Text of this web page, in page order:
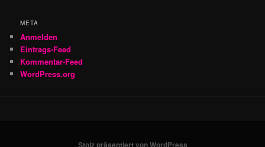
META
Anmelden
Eintrags-Feed
Kommentar-Feed
WordPress.org
Stolz präsentiert von WordPress